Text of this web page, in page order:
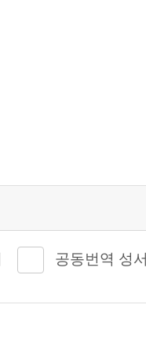
공동번역 성서